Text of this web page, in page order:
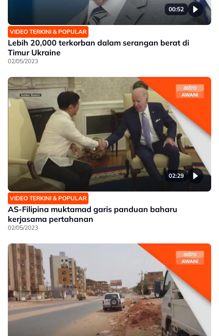
00:52
VIDEO TERKINI & POPULAR
Lebih 20,000 terkorban dalam serangan berat di
Timur Ukraine
02/05/2023
02:29
VIDEO TERKINI & POPULAR
AS-Filipina muktamad garis panduan baharu
kerjasama pertahanan
02/05/2023